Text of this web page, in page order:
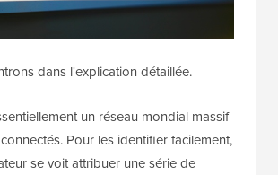
dans l'explication détaillée.
un réseau mondial massif
Pour les identifier facilement,
se voit attribuer une série de